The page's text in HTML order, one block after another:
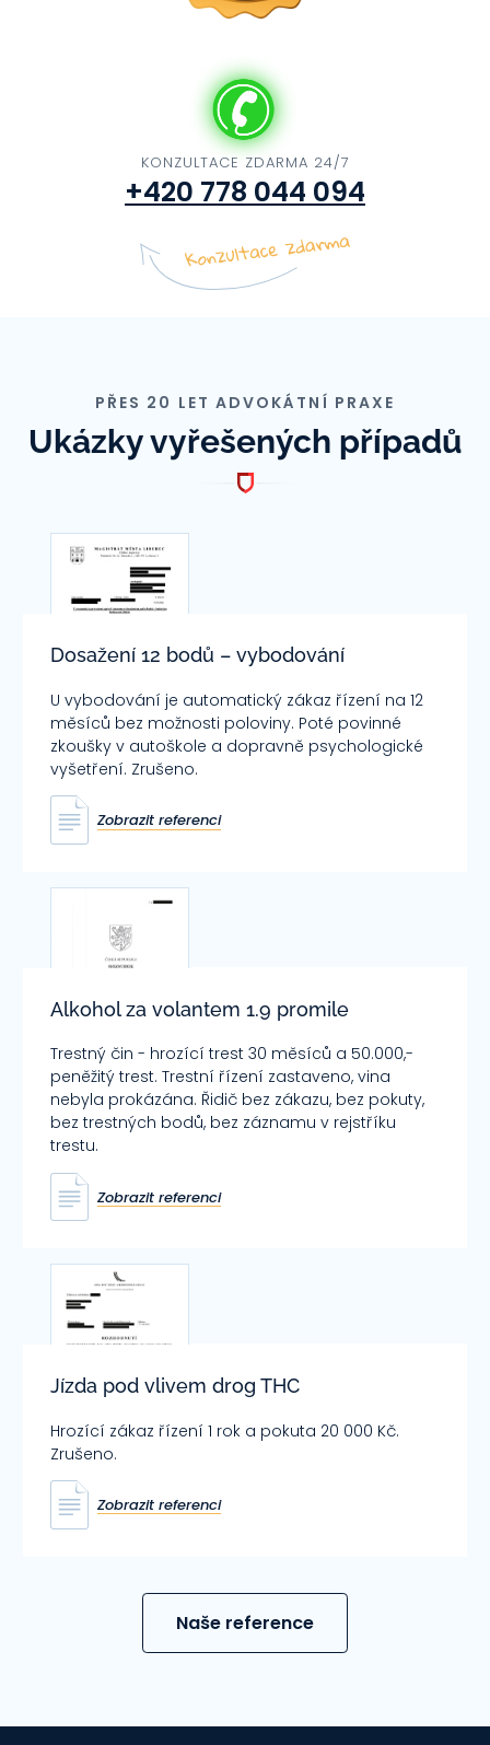
KONZULTACE ZDARMA 24/7
+420 778 044 094
PŘES 20 LET ADVOKÁTNÍ PRAXE
Ukázky vyřešených případů
Dosažení 12 bodů – vybodování
U vybodování je automatický zákaz řízení na 12
měsíců bez možnosti poloviny. Poté povinné
zkoušky v autoškole a dopravně psychologické
vyšetření. Zrušeno.
Zobrazit referenci
Alkohol za volantem 1.9 promile
Trestný čin - hrozící trest 30 měsíců a 50.000,-
peněžitý trest. Trestní řízení zastaveno, vina
nebyla prokázána. Řidič bez zákazu, bez pokuty,
bez trestných bodů, bez záznamu v rejstříku
trestu.
Zobrazit referenci
Jízda pod vlivem drog THC
Hrozící zákaz řízení 1 rok a pokuta 20 000 Kč.
Zrušeno.
Zobrazit referenci
Naše reference